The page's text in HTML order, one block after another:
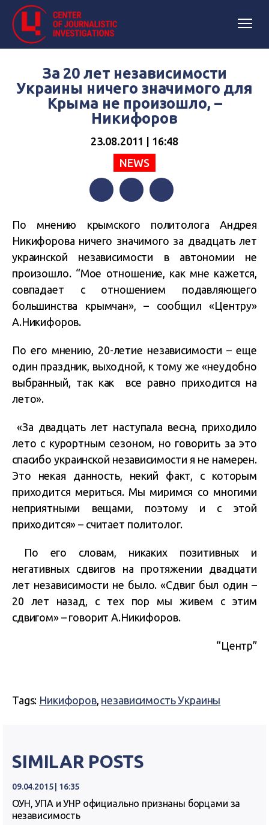
За 20 лет независимости
Украины ничего значимого для
Крыма не произошло, –
Никифоров
23.08.2011 | 16:48
NEWS
По мнению крымского политолога Андрея
Никифорова ничего значимого за двадцать лет
украинской независимости в автономии не
произошло. “Мое отношение, как мне кажется,
совпадает с отношением подавляющего
большинства крымчан», – сообщил «Центру»
А.Никифоров.
По его мнению, 20-летие независимости – еще
один праздник, выходной, к тому же «неудобно
выбранный, так как все равно приходится на
лето».
«За двадцать лет наступала весна, приходило
лето с курортным сезоном, но говорить за это
спасибо украинской независимости я не намерен.
Это некая данность, некий факт, с которым
приходится мериться. Мы миримся со многими
неприятными вещами, поэтому и с этой
приходится» – считает политолог.
По его словам, никаких позитивных и
негативных сдвигов на протяжении двадцати
лет независимости не было. «Сдвиг был один –
20 лет назад, с тех пор мы живем с этим
сдвигом» – говорит А.Никифоров.
“Центр”
Tags: Никифоров, независимость Украины
SIMILAR POSTS
09.04.2015 | 16:35
ОУН, УПА и УНР официально признаны борцами за
независимость